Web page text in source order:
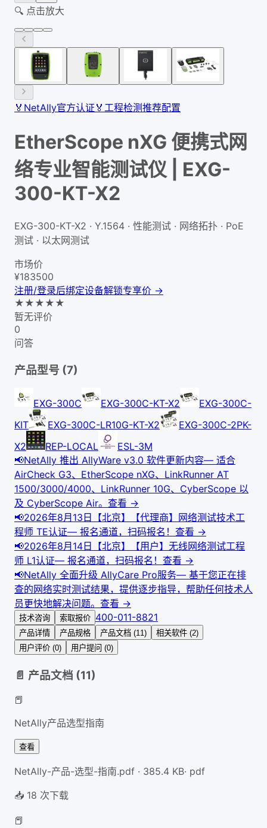
🔍 点击放大
🏅 NetAlly官方认证 🏅 工程检测推荐配置
EtherScope nXG 便携式网
络专业智能测试仪 | EXG-
300-KT-X2
EXG-300-KT-X2 · Y.1564 · 性能测试 · 网络拓扑 · PoE
测试 · 以太网测试
市场价
¥183500
注册/登录后绑定设备解锁专享价 →
★ ★ ★ ★ ★
暂无评价
0
问答
产品型号 (7)
EXG-300C EXG-300C-KT-X2
EXG-300C-
KIT
EXG-300C-LR10G-KT-X2
EXG-300C-2PK-
X2
REP-LOCAL
ESL-3M
📢NetAlly 推出 AllyWare v3.0 软件更新内容— 适合
AirCheck G3、EtherScope nXG、LinkRunner AT
1500/3000/4000、LinkRunner 10G、CyberScope 以
及 CyberScope Air。 查看 →
📢2026年8月13日【北京】【代理商】网络测试技术工
程师 TE认证— 报名通道，扫码报名！ 查看 →
📢2026年8月14日【北京】【用户】无线网络测试工程
师 L1认证— 报名通道，扫码报名！ 查看 →
📢NetAlly 全面升级 AllyCare Pro服务— 基于您正在排
查的网络实时测试结果，提供逐步指导，帮助任何技术人
员更快地解决问题。 查看 →
技术咨询 索取报价 400-011-8821
产品详情 产品规格 产品文档 (11)
相关软件 (2)
用户评价 (0)
用户提问 (0)
📄 产品文档 (11)
📕
NetAlly产品选型指南
查看
NetAlly-产品-选型-指南.pdf · 385.4 KB· pdf
📥 18 次下载
📕